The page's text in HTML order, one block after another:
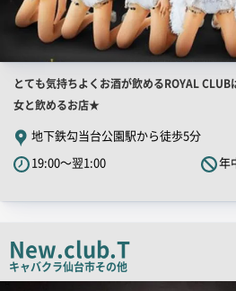
店
舗
PR
キ
ャ
ピ
ー
とても気持ちよくお酒が飲めるROYAL
女と飲めるお店★
地下鉄勾当台公園駅から徒歩5分
19:00～翌1:00
年
New.club.T
キャバクラ仙台市その他
店